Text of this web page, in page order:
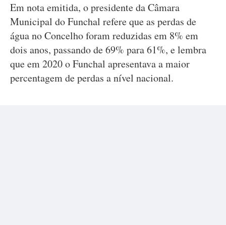
Em nota emitida, o presidente da Câmara
Municipal do Funchal refere que as perdas de
água no Concelho foram reduzidas em 8% em
dois anos, passando de 69% para 61%, e lembra
que em 2020 o Funchal apresentava a maior
percentagem de perdas a nível nacional.